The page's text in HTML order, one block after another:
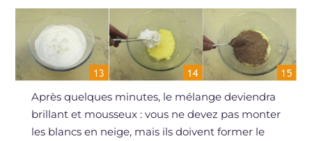
Après quelques minutes, le mélange deviendra
brillant et mousseux : vous ne devez pas monter
les blancs en neige, mais ils doivent former le